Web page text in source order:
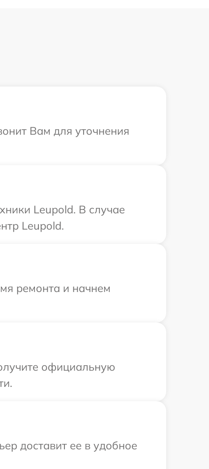
Вам для уточнения
Leupold. В случае
Leupold.
ремонта и начнем
официальную
доставит ее в удобное